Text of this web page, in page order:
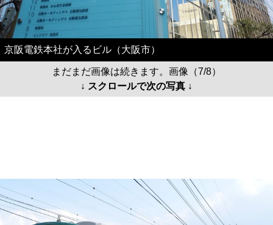
京阪電鉄本社が入るビル（大阪市）
まだまだ画像は続きます。画像（7/8）
↓ スクロールで次の写真 ↓